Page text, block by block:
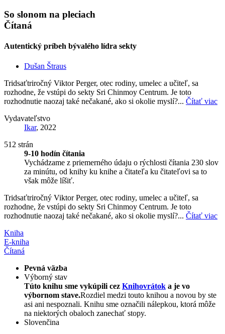
So slonom na pleciach
Čítaná
Autentický príbeh bývalého lídra sekty
Dušan Štraus
Tridsaťtriročný Viktor Perger, otec rodiny, umelec a učiteľ, sa
rozhodne, že vstúpi do sekty Sri Chinmoy Centrum. Je toto
rozhodnutie naozaj také nečakané, ako si okolie myslí?... Čítať viac
Vydavateľstvo
Ikar, 2022
512 strán
9-10 hodín čítania
Vychádzame z priemerného údaju o rýchlosti čítania 230 slov
za minútu, od knihy ku knihe a čitateľa ku čitateľovi sa to
však môže líšiť.
Tridsaťtriročný Viktor Perger, otec rodiny, umelec a učiteľ, sa
rozhodne, že vstúpi do sekty Sri Chinmoy Centrum. Je toto
rozhodnutie naozaj také nečakané, ako si okolie myslí?... Čítať viac
Kniha
E-kniha
Čítaná
Pevná väzba
Výborný stav
Túto knihu sme vykúpili cez Knihovrátok a je vo
výbornom stave.Rozdiel medzi touto knihou a novou by ste
asi ani nespoznali. Knihu sme označili nálepkou, ktorá môže
na niektorých obaloch zanechať stopy.
Slovenčina